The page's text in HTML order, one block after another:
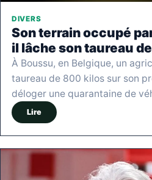
DIVERS
Son terrain occupé
il lâche son taureau
À Boussu, en Belgique, un
taureau de 800 kilos sur son
déloger une quarantaine de
Lire